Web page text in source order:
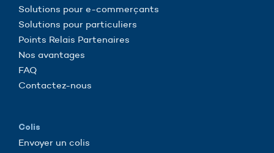
Solutions pour e-commerçants
Solutions pour particuliers
Points Relais Partenaires
Nos avantages
FAQ
Contactez-nous
Colis
Envoyer un colis